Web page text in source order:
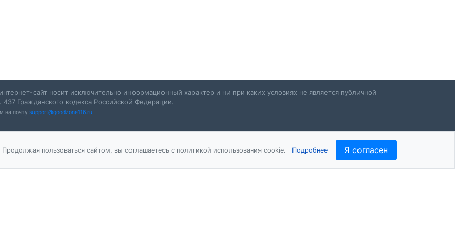
сайт носит исключительно информационный характер и ни при каких условиях не является публичной
Гражданского кодекса Российской Федерации.
на почту support@goodzone116.ru
пользоваться сайтом, вы соглашаетесь с политикой использования cookie. Подробнее Я согласен